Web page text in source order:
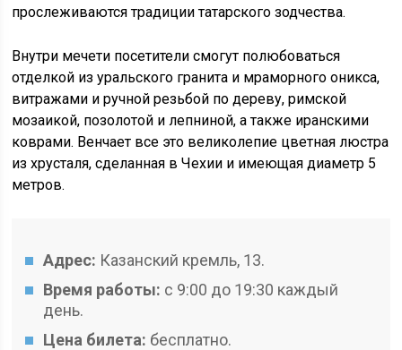
прослеживаются традиции татарского зодчества.
Внутри мечети посетители смогут полюбоваться
отделкой из уральского гранита и мраморного оникса,
витражами и ручной резьбой по дереву, римской
мозаикой, позолотой и лепниной, а также иранскими
коврами. Венчает все это великолепие цветная люстра
из хрусталя, сделанная в Чехии и имеющая диаметр 5
метров.
Адрес: Казанский кремль, 13.
Время работы: с 9:00 до 19:30 каждый
день.
Цена билета: бесплатно.